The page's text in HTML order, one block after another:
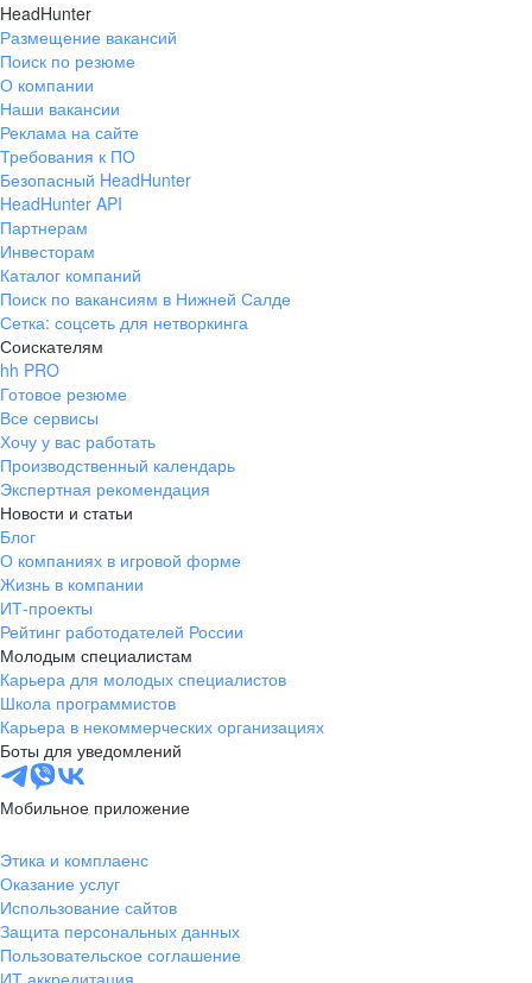
HeadHunter
Размещение вакансий
Поиск по резюме
О компании
Наши вакансии
Реклама на сайте
Требования к ПО
Безопасный HeadHunter
HeadHunter API
Партнерам
Инвесторам
Каталог компаний
Поиск по вакансиям в Нижней Салде
Сетка: соцсеть для нетворкинга
Соискателям
hh PRO
Готовое резюме
Все сервисы
Хочу у вас работать
Производственный календарь
Экспертная рекомендация
Новости и статьи
Блог
О компаниях в игровой форме
Жизнь в компании
ИТ-проекты
Рейтинг работодателей России
Молодым специалистам
Карьера для молодых специалистов
Школа программистов
Карьера в некоммерческих организациях
Боты для уведомлений
Мобильное приложение
Этика и комплаенс
Оказание услуг
Использование сайтов
Защита персональных данных
Пользовательское соглашение